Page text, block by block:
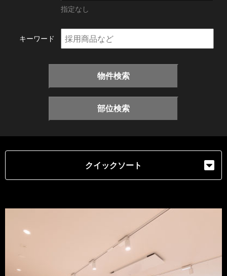
指定なし
キーワード
物件検索
部位検索
クイックソート